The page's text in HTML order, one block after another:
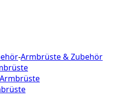
-Armbrüste & Zubehör